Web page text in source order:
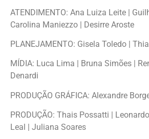
ATENDIMENTO: Ana Luiza Leite |
Carolina Maniezzo | Desirre Aroste
PLANEJAMENTO: Gisela Toledo |
MÍDIA: Luca Lima | Bruna Simões |
Denardi
PRODUÇÃO GRÁFICA: Alexandre
PRODUÇÃO: Thais Possatti |
Leal | Juliana Soares